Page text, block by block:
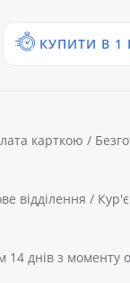
КУПИТИ В 1
карткою /
відділення /
14 днів з моменту